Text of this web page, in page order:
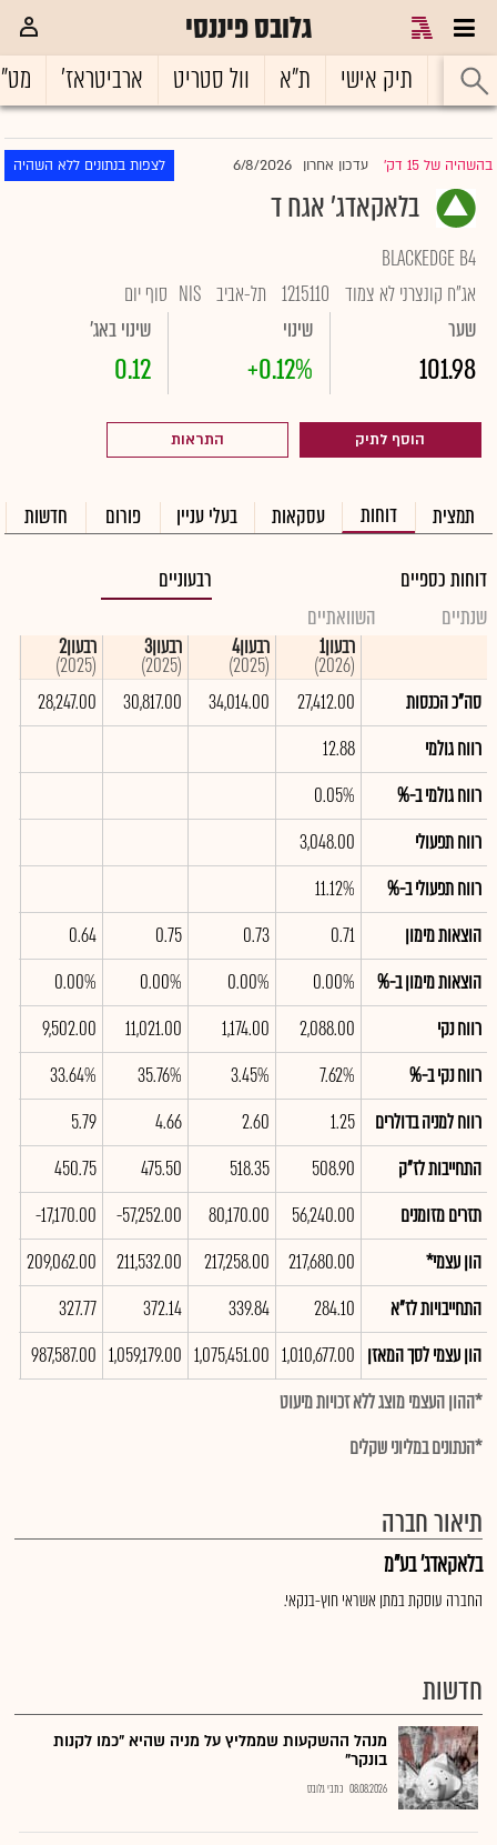
גלובס פיננסי
ראשי תיק אישי ת"א וול סטריט ארביטראז'
בהשהיה של 15 דק' |עדכון אחרון 6/8/2026 לצפות בנתונים ללא השהיה
בלאקאדג' אגח ד
BLACKEDGE B4
אג"ח קונצרני לא צמוד 1215110 תל-אביב NIS סוף יום
שער
101.98
שינוי
+0.12%
שינוי באג'
0.12
הוסף לתיק התראות
תמצית דוחות עסקאות בעלי עניין פורום חדשות
דוחות כספיים
רבעוניים
שנתיים
השוואתיים
רבעון1
(2026)
רבעון4
(2025)
רבעון3
(2025)
רבעון2
(2025)
סה"כ הכנסות
27,412.00
34,014.00
30,817.00
28,247.00
רווח גולמי
12.88
רווח גולמי ב-%
0.05%
רווח תפעולי
3,048.00
רווח תפעולי ב-%
11.12%
הוצאות מימון
0.71
0.73
0.75
0.64
הוצאות מימון ב-%
0.00%
0.00%
0.00%
0.00%
רווח נקי
2,088.00
1,174.00
11,021.00
9,502.00
רווח נקי ב-%
7.62%
3.45%
35.76%
33.64%
רווח למניה בדולרים
1.25
2.60
4.66
5.79
התחייבות לז"ק
508.90
518.35
475.50
450.75
תזרים מזומנים
56,240.00
80,170.00
-57,252.00
-17,170.00
הון עצמי*
217,680.00
217,258.00
211,532.00
209,062.00
התחייבויות לז"א
284.10
339.84
372.14
327.77
הון עצמי לסך המאזן 1,010,677.00
1,075,451.00
1,059,179.00
987,587.00
*ההון העצמי מוצג ללא זכויות מיעוט
*הנתונים במליוני שקלים
תיאור חברה
בלאקאדג' בע"מ
החברה עוסקת במתן אשראי חוץ-בנקאי.
חדשות
מנהל ההשקעות שממליץ על מניה שהיא "כמו לקנות
בונקר"
08.08.2026 כתבי גלובס